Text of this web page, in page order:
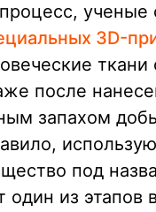
3D-
после
запахом
под
один из этапов